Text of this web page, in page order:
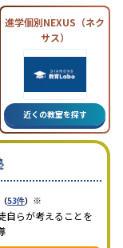
進学個別NEXUS（ネク
サス）
近くの教室を探す
（53件） ※
自らが考えることを